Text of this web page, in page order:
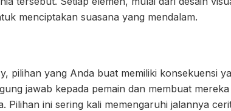
menciptakan suasana yang mendalam.
pilihan yang Anda buat memiliki konsekuensi
jawab kepada pemain dan membuat mereka
Pilihan ini sering kali memengaruhi jalannya